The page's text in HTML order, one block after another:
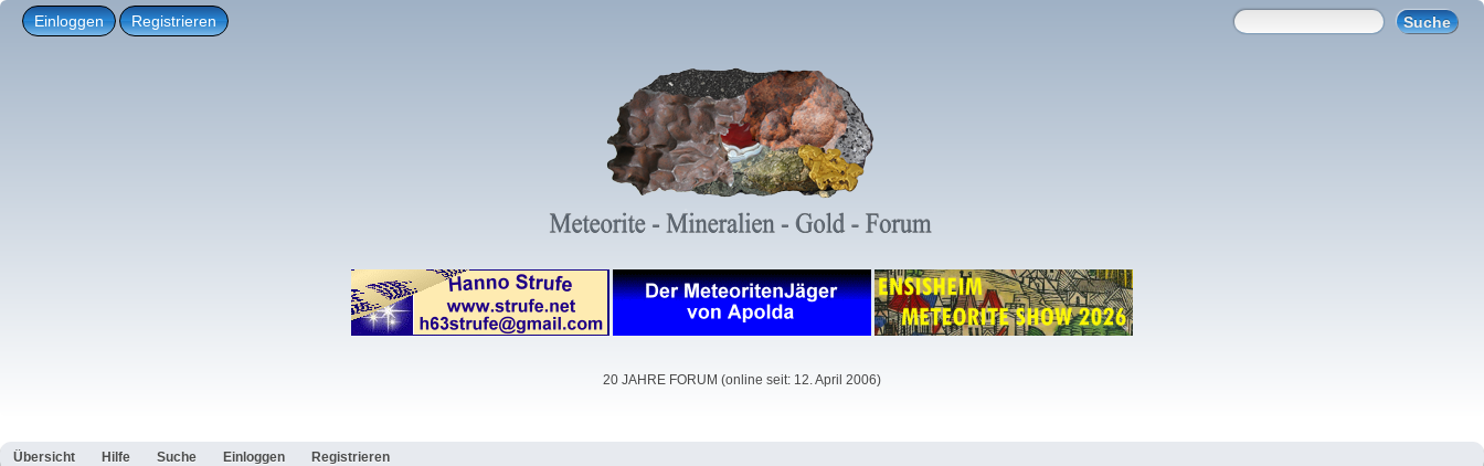
Einloggen Registrieren
20 JAHRE FORUM (online seit: 12. April 2006)
Übersicht Hilfe Suche Einloggen Registrieren